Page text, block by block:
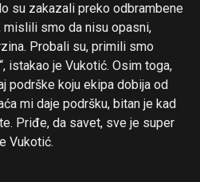
su zakazali preko odbrambene
mislili smo da nisu opasni,
Probali su, primili smo
istakao je Vukotić. Osim toga,
podrške koju ekipa dobija od
mi daje podršku, bitan je kad
Priđe, da savet, sve je super
Vukotić.